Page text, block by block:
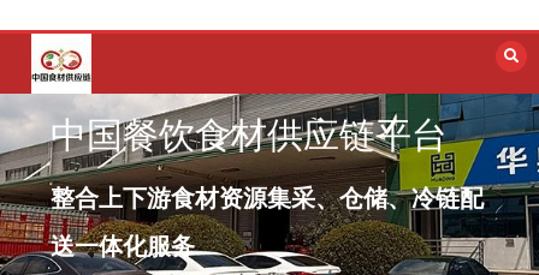
容
中国餐饮食材供应链平台
整合上下游食材资源集采、仓储、冷链配
送一体化服务